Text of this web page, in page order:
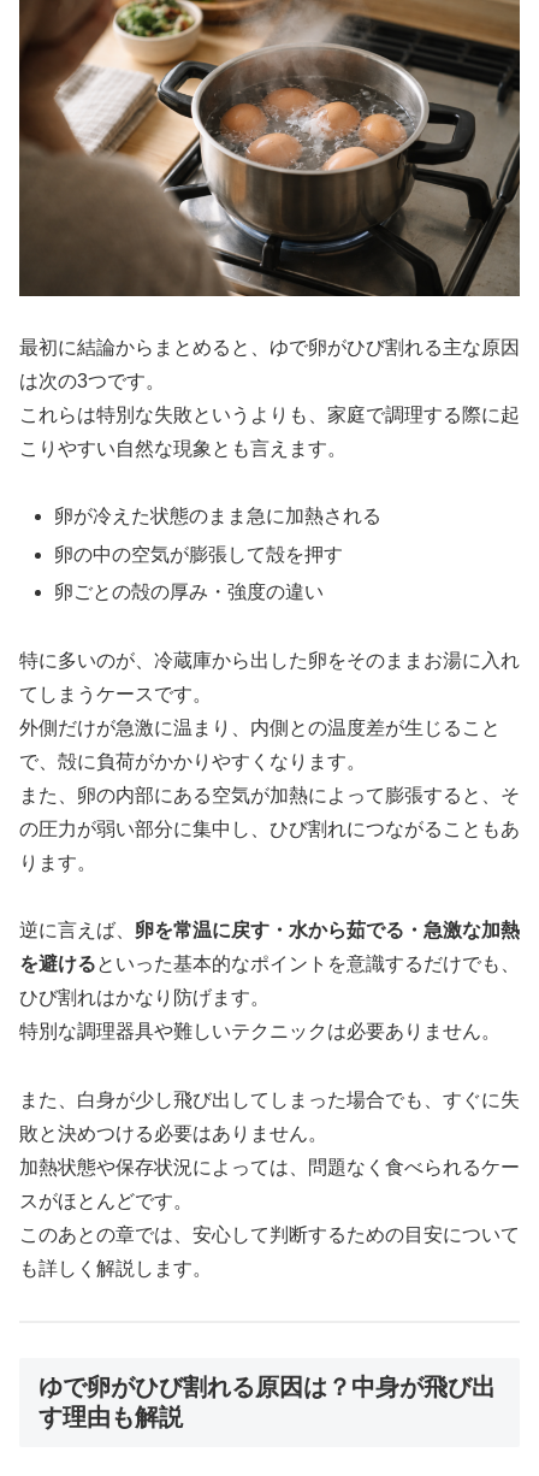
最初に結論からまとめると、ゆで卵がひび割れる主な原因
は次の3つです。
これらは特別な失敗というよりも、家庭で調理する際に起
こりやすい自然な現象とも言えます。
卵が冷えた状態のまま急に加熱される
卵の中の空気が膨張して殻を押す
卵ごとの殻の厚み・強度の違い
特に多いのが、冷蔵庫から出した卵をそのままお湯に入れ
てしまうケースです。
外側だけが急激に温まり、内側との温度差が生じること
で、殻に負荷がかかりやすくなります。
また、卵の内部にある空気が加熱によって膨張すると、そ
の圧力が弱い部分に集中し、ひび割れにつながることもあ
ります。
逆に言えば、 卵を常温に戻す・水から茹でる・急激な加熱
を避けるといった基本的なポイントを意識するだけでも、
ひび割れはかなり防げます。
特別な調理器具や難しいテクニックは必要ありません。
また、白身が少し飛び出してしまった場合でも、すぐに失
敗と決めつける必要はありません。
加熱状態や保存状況によっては、問題なく食べられるケー
スがほとんどです。
このあとの章では、安心して判断するための目安について
も詳しく解説します。
ゆで卵がひび割れる原因は？中身が飛び出
す理由も解説